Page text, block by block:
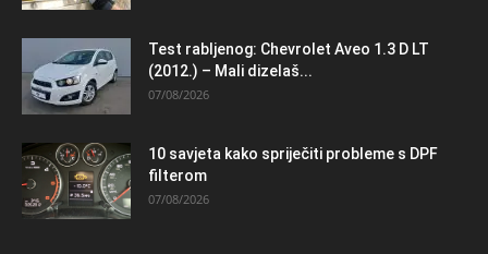
Test rabljenog: Chevrolet Aveo 1.3 D LT
(2012.) – Mali dizelaš...
07/08/2026
10 savjeta kako spriječiti probleme s DPF
filterom
07/08/2026